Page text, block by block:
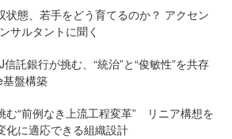
状態、若手をどう育てるのか？ アクセン
サルタントに聞く
託銀行が挑む、“統治”と“俊敏性”を共存
盤構築
む“前例なき上流工程変革” リニア構想を
化に適応できる組織設計